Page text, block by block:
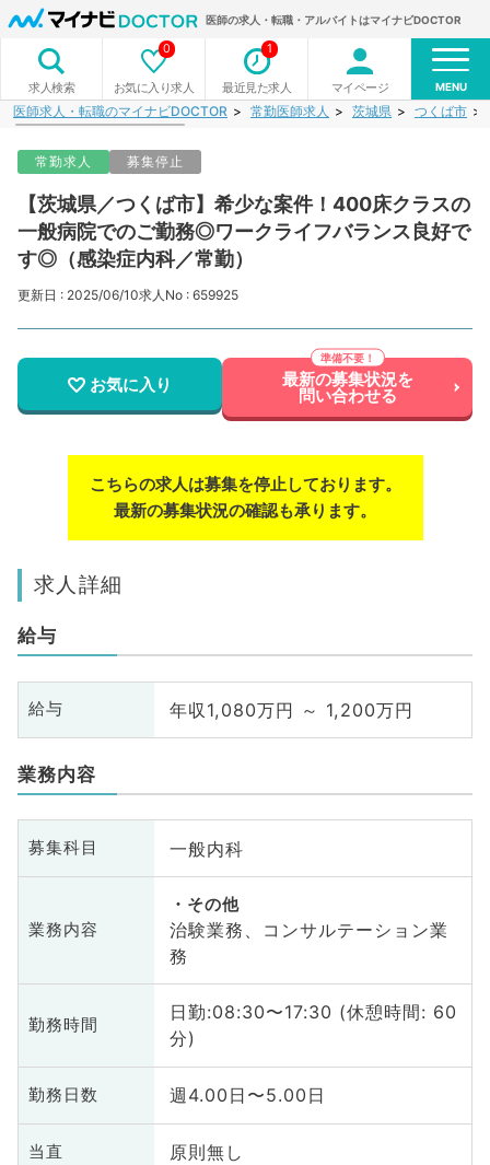
医師の求人・転職・アルバイトはマイナビDOCTOR
求人検索 お気に入り求人
0
最近見た求人
1
マイページ MENU
医師求人・転職のマイナビDOCTOR 常勤医師求人 茨城県 つくば市
常勤求人 募集停止
【茨城県／つくば市】希少な案件！400床クラスの
一般病院でのご勤務◎ワークライフバランス良好で
す◎（感染症内科／常勤）
更新日 : 2025/06/10求人No : 659925
お気に入り 最新の募集状況を
問い合わせる
こちらの求人は募集を停止しております。
最新の募集状況の確認も承ります。
求人詳細
給与
給与 年収1,080万円 ～ 1,200万円
業務内容
募集科目 一般内科
業務内容
その他
治験業務、コンサルテーション業
務
勤務時間
日勤:08:30〜17:30 (休憩時間: 60
分)
勤務日数 週4.00日〜5.00日
当直 原則無し